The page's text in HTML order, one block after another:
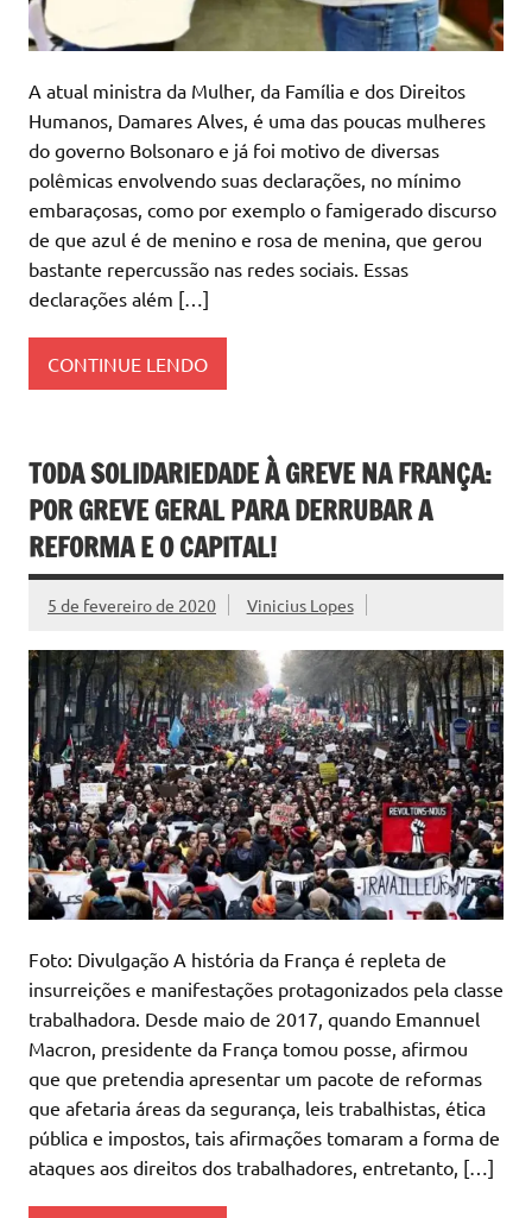
A atual ministra da Mulher, da Família e dos Direitos
Humanos, Damares Alves, é uma das poucas mulheres
do governo Bolsonaro e já foi motivo de diversas
polêmicas envolvendo suas declarações, no mínimo
embaraçosas, como por exemplo o famigerado discurso
de que azul é de menino e rosa de menina, que gerou
bastante repercussão nas redes sociais. Essas
declarações além […]
CONTINUE LENDO
TODA SOLIDARIEDADE À GREVE NA FRANÇA:
POR GREVE GERAL PARA DERRUBAR A
REFORMA E O CAPITAL!
5 de fevereiro de 2020 Vinicius Lopes
Foto: Divulgação A história da França é repleta de
insurreições e manifestações protagonizados pela classe
trabalhadora. Desde maio de 2017, quando Emannuel
Macron, presidente da França tomou posse, afirmou
que que pretendia apresentar um pacote de reformas
que afetaria áreas da segurança, leis trabalhistas, ética
pública e impostos, tais afirmações tomaram a forma de
ataques aos direitos dos trabalhadores, entretanto, […]